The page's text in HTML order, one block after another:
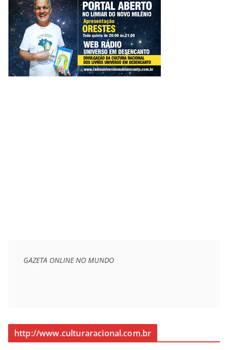
GAZETA ONLINE NO MUNDO
http://www.culturaracional.com.br